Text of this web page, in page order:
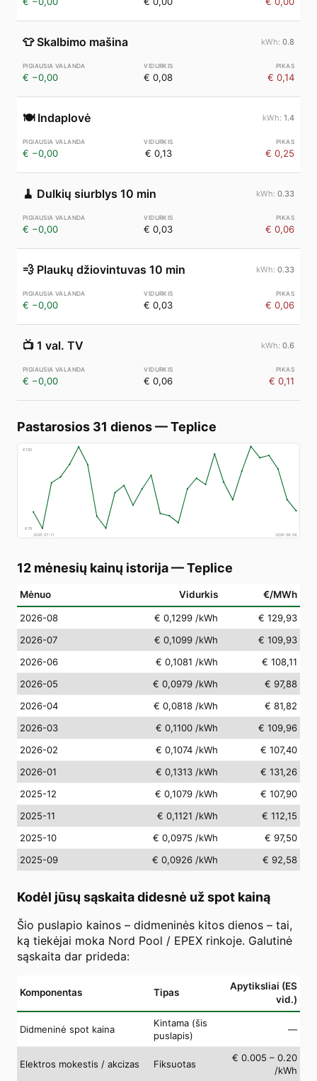
👕 Skalbimo mašina 0.8
€ −0,00 € 0,08 € 0,14
🍽️ Indaplovė 1.4
€ −0,00 € 0,13 € 0,25
🧹 Dulkių siurblys 10 min 0.33
€ −0,00 € 0,03 € 0,06
💨 Plaukų džiovintuvas 10 min 0.33
€ −0,00 € 0,03 € 0,06
📺 1 val. TV 0.6
€ −0,00 € 0,06 € 0,11
Pastarosios 31 dienos—Teplice
€160
€78
2026-07-11
2026-08-09
12 mėnesių kainų istorija—Teplice
Mėnuo Vidurkis €/MWh
2026-08 € 0,1299 /kWh
€ 129,93
2026-07
€ 0,1099 /kWh
€ 109,93
2026-06
€ 0,1081 /kWh
€ 108,11
2026-05
€ 0,0979 /kWh
€ 97,88
2026-04
€ 0,0818 /kWh
€ 81,82
2026-03
€ 0,1100 /kWh
€ 109,96
2026-02
€ 0,1074 /kWh
€ 107,40
2026-01
€ 0,1313 /kWh
€ 131,26
2025-12
€ 0,1079 /kWh
€ 107,90
2025-11
€ 0,1121 /kWh
€ 112,15
2025-10
€ 0,0975 /kWh
€ 97,50
2025-09
€ 0,0926 /kWh € 92,58
Kodėl jūsų sąskaita didesnė už spot kainą
Šio puslapio kainos – didmeninės kitos dienos – tai,
ką tiekėjai moka Nord Pool / EPEX rinkoje. Galutinė
sąskaita dar prideda:
Komponentas Tipas
Apytiksliai (ES
vid.)
Didmeninė spot kaina
Kintama (šis
puslapis)
—
Elektros mokestis / akcizas Fiksuotas
€ 0.005 – 0.20
/kWh